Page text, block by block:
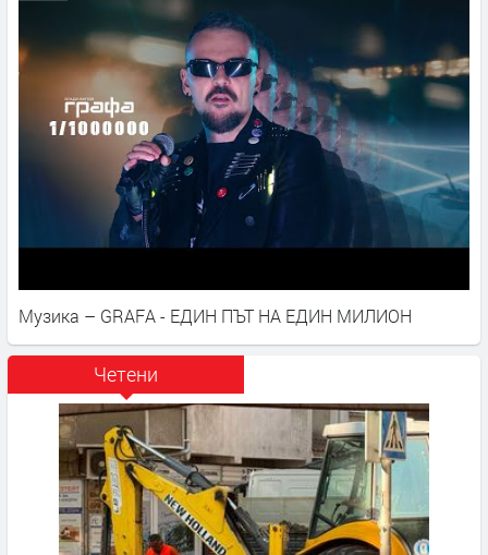
Музика – GRAFA - ЕДИН ПЪТ НА ЕДИН МИЛИОН
Четени